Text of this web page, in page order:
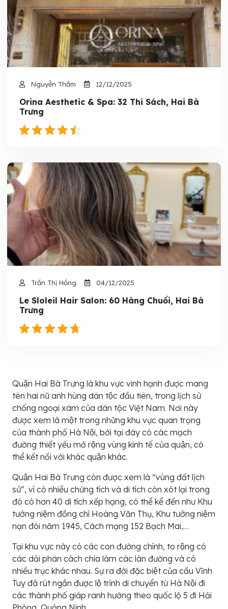
Nguyễn Thắm 12/12/2025
Orina Aesthetic & Spa: 32 Thi Sách, Hai Bà
Trưng
Trần Thị Hồng 04/12/2025
Le Sloleil Hair Salon: 60 Hàng Chuối, Hai Bà
Trưng
Quận Hai Bà Trưng là khu vực vinh hạnh được mang
tên hai nữ anh hùng dân tộc đầu tiên, trong lịch sử
chống ngoại xâm của dân tộc Việt Nam. Nơi này
được xem là một trong những khu vực quan trọng
của thành phố Hà Nội, bởi tại đây có các mạch
đường thiết yếu mở rộng vùng kinh tế của quận, có
thể kết nối với khác quận khác.
Quận Hai Bà Trưng còn được xem là “vùng đất lịch
sử”, vì có nhiều chứng tích và di tích còn xót lại trong
đó có hơn 40 di tích xếp hạng, có thể kể đến như Khu
tưởng niệm đồng chí Hoàng Văn Thụ, Khu tưởng niệm
nạn đói năm 1945, Cách mạng 152 Bạch Mai,…
Tại khu vực này có các con đường chính, to rộng có
các dải phân cách chia làm các làn đường và có
nhiều trục khác nhau. Sự ra đời đặc biệt của cầu Vĩnh
Tuy đã rút ngắn được lộ trình di chuyển từ Hà Nội đi
các thành phố giáp ranh hướng theo quốc lộ 5 đi Hải